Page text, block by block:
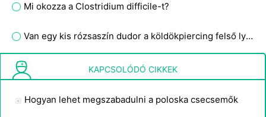
Mi okozza a Clostridium difficile-t?
Van egy kis rózsaszín dudor a köldökpiercing felső lyukon, úgy néz ki, mintha a pattanás fájna és kemény lenne?
KAPCSOLÓDÓ CIKKEK
Hogyan lehet megszabadulni a poloska csecsemők